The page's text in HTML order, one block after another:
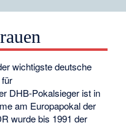
wichtigste deutsche
DHB-Pokalsieger ist in
am Europapokal der
wurde bis 1991 der